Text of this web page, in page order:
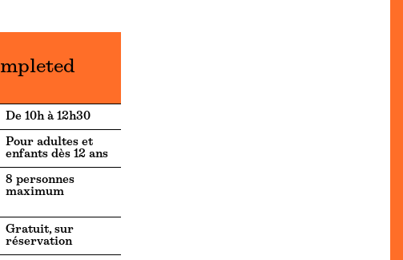
De 10h à 12h30
Pour adultes et
enfants dès 12 ans
8 personnes
maximum
Gratuit, sur
réservation